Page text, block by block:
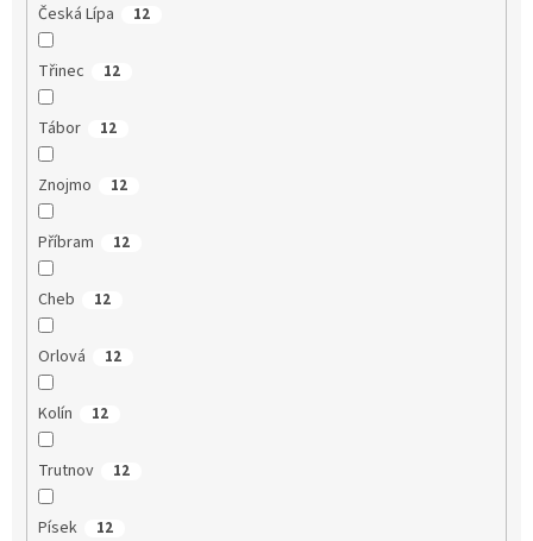
Česká Lípa 12
Třinec 12
Tábor 12
Znojmo 12
Příbram 12
Cheb 12
Orlová 12
Kolín 12
Trutnov 12
Písek 12